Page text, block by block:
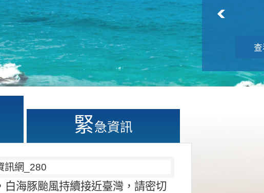
緊急資訊
海豚颱風持續接近臺灣，請密切